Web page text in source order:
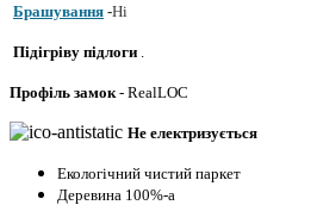
Брашування -Ні
Підігріву підлоги
Профіль замок - RealLOC
Не електризується
Екологічний чистий паркет
Деревина 100%-а